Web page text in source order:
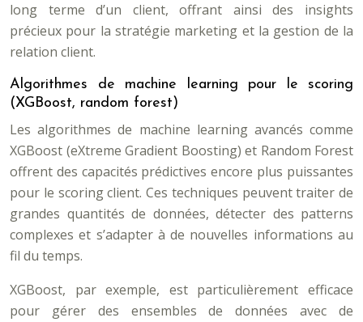
long terme d’un client, offrant ainsi des insights
précieux pour la stratégie marketing et la gestion de la
relation client.
Algorithmes de machine learning pour le scoring
(XGBoost, random forest)
Les algorithmes de machine learning avancés comme
XGBoost (eXtreme Gradient Boosting) et Random Forest
offrent des capacités prédictives encore plus puissantes
pour le scoring client. Ces techniques peuvent traiter de
grandes quantités de données, détecter des patterns
complexes et s’adapter à de nouvelles informations au
fil du temps.
XGBoost, par exemple, est particulièrement efficace
pour gérer des ensembles de données avec de